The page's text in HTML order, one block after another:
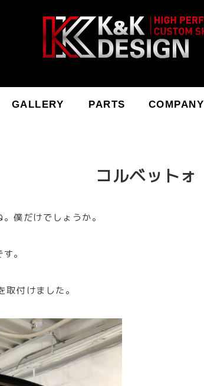
GALLERY PARTS COMPANY
コルベットォ
僕だけでしょうか。
。
付けました。